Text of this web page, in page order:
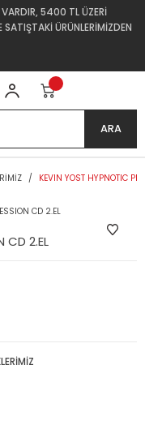
5400 TL ÜZERİ
SATIŞTAKİ ÜRÜNLERİMİZDEN
ARA
KEVIN YOST HYPNOTIC
CD 2.EL